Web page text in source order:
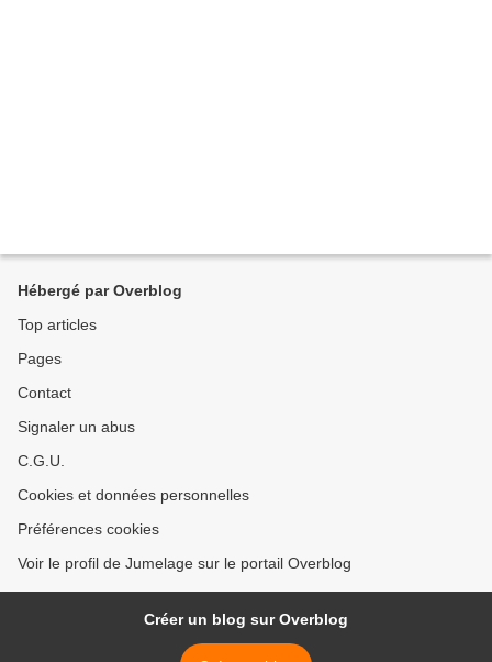
Hébergé par Overblog
Top articles
Pages
Contact
Signaler un abus
C.G.U.
Cookies et données personnelles
Préférences cookies
Voir le profil de Jumelage sur le portail Overblog
Créer un blog sur Overblog